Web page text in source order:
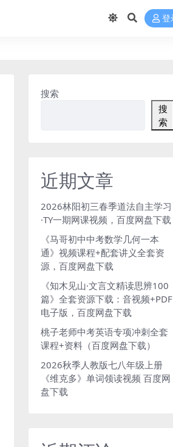
登
搜索
搜
索
近期文章
2026林阳初三春季道法自主学习
·TY一期网课视频，百度网盘下载
《马哥初中中考数学几何一本
通》视频课程+配套讲义全套资
源，百度网盘下载
《知木见山·文言文精读思辨100
篇》全套资源下载：音视频+PDF
电子版，百度网盘下载
桃子老师中考英语专项冲刺全套
课程+资料（百度网盘下载）
2026秋季人教版七八年级上册
《维克多》单词领读视频 百度网
盘下载